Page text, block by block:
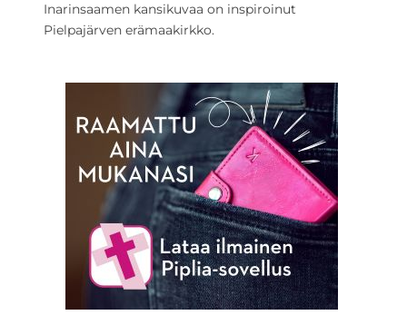
Inarinsaamen kansikuvaa on inspiroinut
Pielpajärven erämaakirkko.